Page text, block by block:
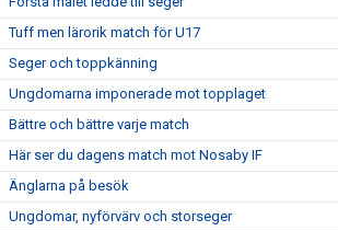
Tuff men lärorik match för U17
Seger och toppkänning
Ungdomarna imponerade mot topplaget
Bättre och bättre varje match
Här ser du dagens match mot Nosaby IF
Änglarna på besök
Ungdomar, nyförvärv och storseger